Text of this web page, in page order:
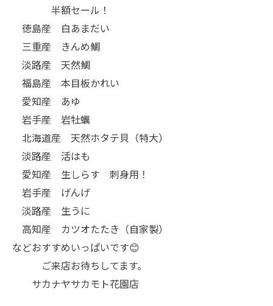
半額セール！
徳島産 白あまだい
三重産 きんめ鯛
淡路産 天然鯛
福島産 本目板かれい
愛知産 あゆ
岩手産 岩牡蠣
北海道産 天然ホタテ貝（特大）
淡路産 活はも
愛知産 生しらす 刺身用！
岩手産 げんげ
淡路産 生うに
高知産 カツオたたき（自家製）
などおすすめいっぱいです😊
ご来店お待ちしてます。
サカナヤサカモト花園店